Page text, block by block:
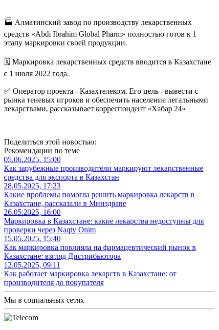
🏭 Алматинский завод по производству лекарственных
средств «Abdi Ibrahim Global Pharm» полностью готов к 1
этапу маркировки своей продукции.
🗓 Маркировка лекарственных средств вводится в Казахстане
с 1 июля 2022 года.
✅ Оператор проекта - Казахтелеком. Его цель - вывести с
рынка теневых игроков и обеспечить население легальными
лекарствами, рассказывает корреспондент «Хабар 24»
Поделиться этой новостью:
Рекомендации по теме
05.06.2025, 15:00
Как зарубежные производители маркируют лекарственные
средства для экспорта в Казахстан
28.05.2025, 17:23
Какие проблемы помогла решить маркировка лекарств в
Казахстане, рассказали в Минздраве
26.05.2025, 16:00
Маркировка в Казахстане: какие лекарства недоступны для
проверки через Naqty Onim
15.05.2025, 15:40
Как маркировка повлияла на фармацевтический рынок в
Казахстане: взгляд Дистрибьютора
12.05.2025, 09:11
Как работает маркировка лекарств в Казахстане: от
производителя до покупателя
Мы в социальных сетях